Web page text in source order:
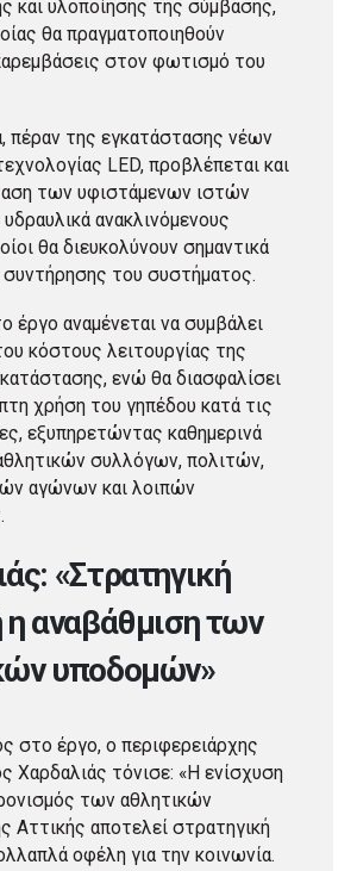
και υλοποίησης της σύμβασης,
θα πραγματοποιηθούν
στον φωτισμό του
πέραν της εγκατάστασης νέων
LED, προβλέπεται και
των υφιστάμενων ιστών
ανακλινόμενους
θα διευκολύνουν σημαντικά
συντήρησης του συστήματος.
έργο αναμένεται να συμβάλει
κόστους λειτουργίας της
ενώ θα διασφαλίσει
χρήση του γηπέδου κατά τις
εξυπηρετώντας καθημερινά
συλλόγων, πολιτών,
αγώνων και λοιπών
«Στρατηγική
η αναβάθμιση των
υποδομών»
στο έργο, ο περιφερειάρχης
Χαρδαλιάς τόνισε: «Η ενίσχυση
των αθλητικών
Αττικής αποτελεί στρατηγική
οφέλη για την κοινωνία.